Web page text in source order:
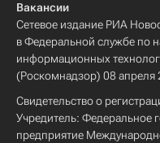
Вакансии
Сетевое издание РИА
в Федеральной службе по
информационных
(Роскомнадзор) 08 апреля
Свидетельство о
Учредитель: Федеральное
предприятие